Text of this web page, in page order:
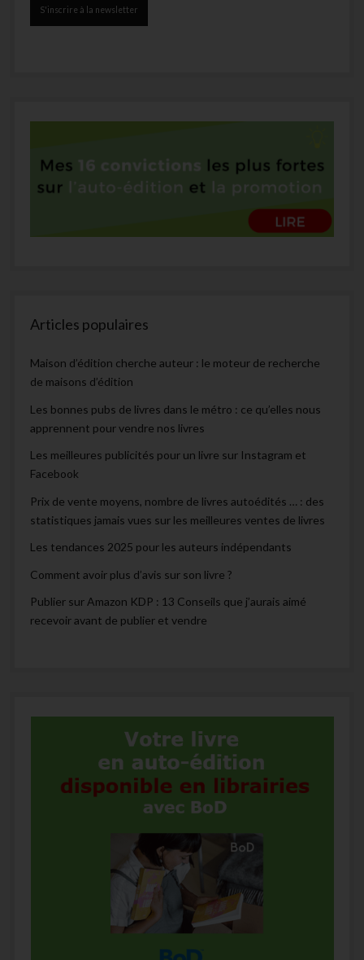
Articles populaires
Maison d’édition cherche auteur : le moteur de recherche
de maisons d’édition
Les bonnes pubs de livres dans le métro : ce qu’elles nous
apprennent pour vendre nos livres
Les meilleures publicités pour un livre sur Instagram et
Facebook
Prix de vente moyens, nombre de livres autoédités … : des
statistiques jamais vues sur les meilleures ventes de livres
Les tendances 2025 pour les auteurs indépendants
Comment avoir plus d’avis sur son livre ?
Publier sur Amazon KDP : 13 Conseils que j’aurais aimé
recevoir avant de publier et vendre